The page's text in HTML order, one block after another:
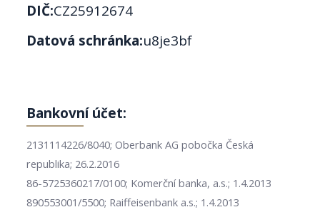
DIČ:CZ25912674
Datová schránka:u8je3bf
Bankovní účet:
2131114226/8040; Oberbank AG pobočka Česká
republika; 26.2.2016
86-5725360217/0100; Komerční banka, a.s.; 1.4.2013
890553001/5500; Raiffeisenbank a.s.; 1.4.2013